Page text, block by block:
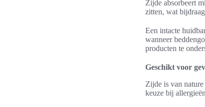
Zijde absorbeert
zitten, wat
Een intacte
wanneer
producten te
Geschikt voor
Zijde is van
keuze bij